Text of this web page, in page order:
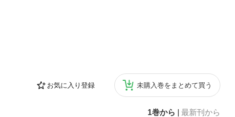
お気に入り登録 未購入巻をまとめて買う
1巻から 最新刊から